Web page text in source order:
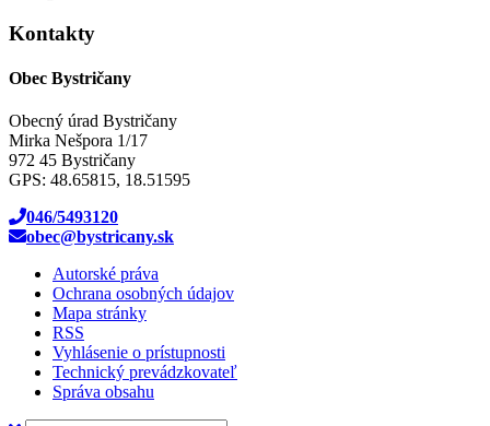
Kontakty
Obec Bystričany
Obecný úrad Bystričany
Mirka Nešpora 1/17
972 45 Bystričany
GPS: 48.65815, 18.51595
046/5493120
obec@bystricany.sk
Autorské práva
Ochrana osobných údajov
Mapa stránky
RSS
Vyhlásenie o prístupnosti
Technický prevádzkovateľ
Správa obsahu